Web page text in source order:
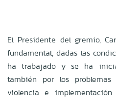
El Presidente del gremio,
fundamental, dadas las
ha trabajado y se ha
también por los
violencia e